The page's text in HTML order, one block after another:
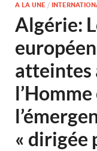
A LA UNE /
Algérie:
atteintes
« dirigée